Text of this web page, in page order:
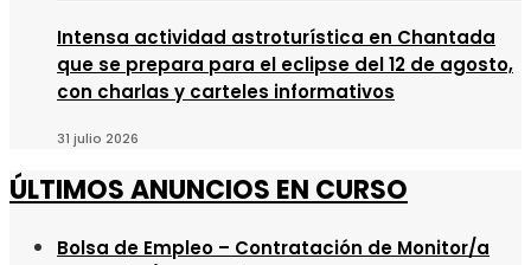
Intensa actividad astroturística en Chantada
que se prepara para el eclipse del 12 de agosto,
con charlas y carteles informativos
31 julio 2026
ÚLTIMOS ANUNCIOS EN CURSO
Bolsa de Empleo – Contratación de Monitor/a